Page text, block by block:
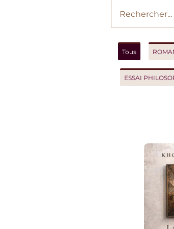
ROMAN
ESSAI PHILOSOPHIE